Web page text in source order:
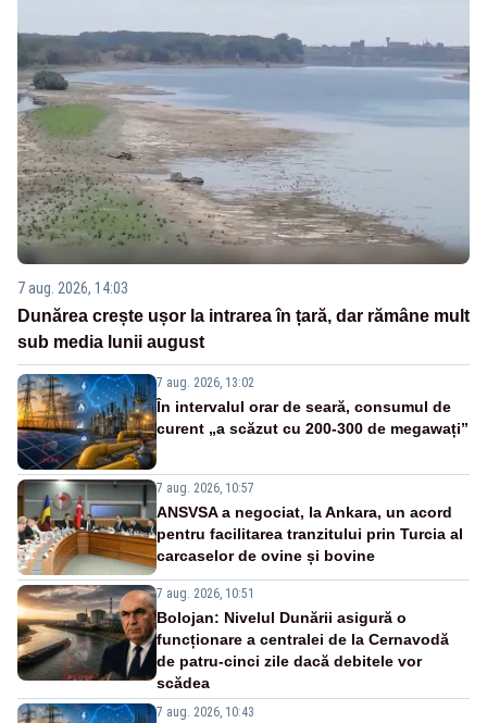
7 aug. 2026, 14:03
Dunărea crește ușor la intrarea în țară, dar rămâne mult
sub media lunii august
7 aug. 2026, 13:02
În intervalul orar de seară, consumul de
curent „a scăzut cu 200-300 de megawați”
7 aug. 2026, 10:57
ANSVSA a negociat, la Ankara, un acord
pentru facilitarea tranzitului prin Turcia al
carcaselor de ovine și bovine
7 aug. 2026, 10:51
Bolojan: Nivelul Dunării asigură o
funcționare a centralei de la Cernavodă
de patru-cinci zile dacă debitele vor
scădea
7 aug. 2026, 10:43